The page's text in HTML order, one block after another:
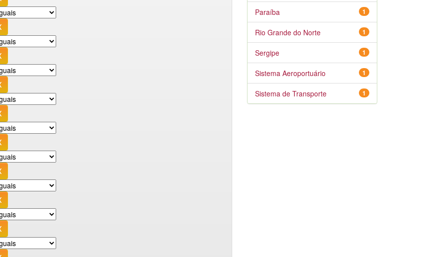
1
Paraíba
1
Rio Grande do Norte
1
Sergipe
1
Sistema Aeroportuário
1
Sistema de Transporte